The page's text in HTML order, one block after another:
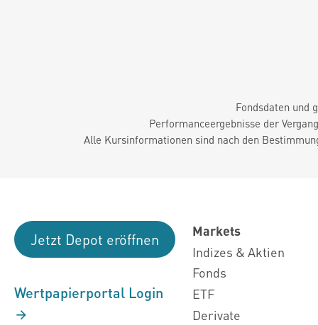
Fondsdaten und
Performanceergebnisse der
Alle Kursinformationen sind nach den
Jetzt Depot eröffnen
Wertpapierportal Login
Markets
Indizes & Aktien
Fonds
ETF
Derivate